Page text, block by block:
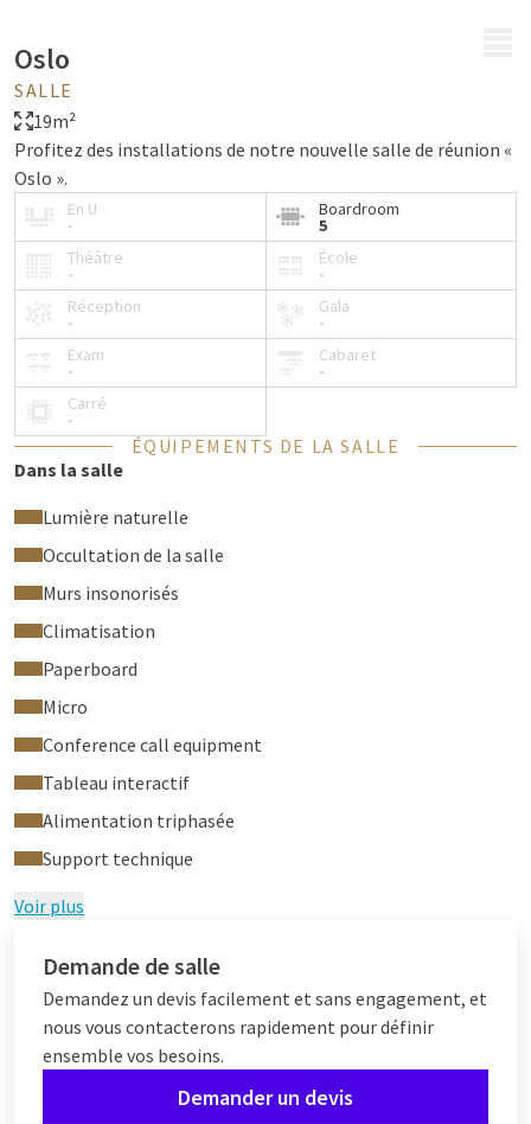
Oslo
SALLE
19m²
Profitez des installations de notre nouvelle salle de réunion «
Oslo ».
En U
-
Boardroom
5
Théâtre
-
École
-
Réception
-
Gala
-
Exam
-
Cabaret
-
Carré
-
ÉQUIPEMENTS DE LA SALLE
Dans la salle
Lumière naturelle
Occultation de la salle
Murs insonorisés
Climatisation
Paperboard
Micro
Conference call equipment
Tableau interactif
Alimentation triphasée
Support technique
Voir plus
Demande de salle
Demandez un devis facilement et sans engagement, et
nous vous contacterons rapidement pour définir
ensemble vos besoins.
Demander un devis